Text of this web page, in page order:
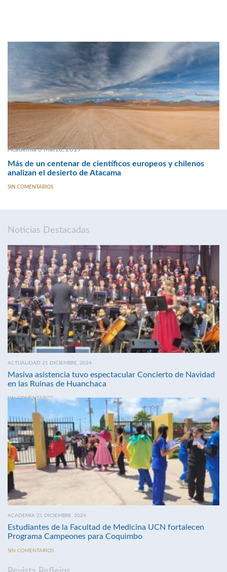
Academia 8 Marzo, 2017
Más de un centenar de científicos europeos y chilenos
analizan el desierto de Atacama
SIN COMENTARIOS
Noticias Destacadas
ACTUALIDAD 21 DICIEMBRE, 2024
Masiva asistencia tuvo espectacular Concierto de Navidad
en las Ruinas de Huanchaca
SIN COMENTARIOS
ACADEMIA 21 DICIEMBRE, 2024
Estudiantes de la Facultad de Medicina UCN fortalecen
Programa Campeones para Coquimbo
SIN COMENTARIOS